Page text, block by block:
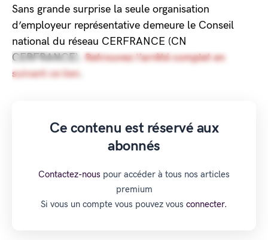
Sans grande surprise la seule organisation
d’employeur représentative demeure le Conseil
national du réseau CERFRANCE (CN
CERFRANCE). Retrouvez l’arrêté complet en
suivant ce lien
Ce contenu est réservé aux
abonnés
Contactez-nous pour accéder à tous nos articles
premium
Si vous un compte vous pouvez vous connecter.